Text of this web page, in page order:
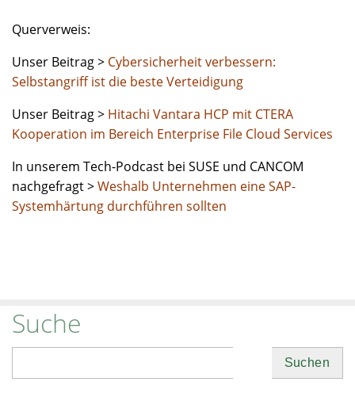
Querverweis:
Unser Beitrag > Cybersicherheit verbessern:
Selbstangriff ist die beste Verteidigung
Unser Beitrag > Hitachi Vantara HCP mit CTERA
Kooperation im Bereich Enterprise File Cloud Services
In unserem Tech-Podcast bei SUSE und CANCOM
nachgefragt >Weshalb Unternehmen eine SAP-
Systemhärtung durchführen sollten
Suche